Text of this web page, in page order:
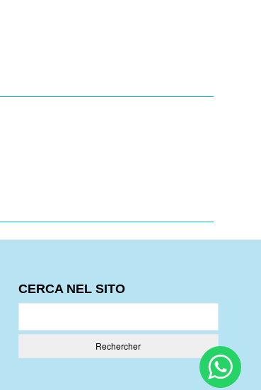
CERCA NEL SITO